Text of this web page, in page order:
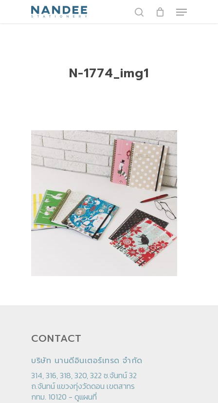
Menu
N-1774_img1
CONTACT
บริษัท นานดีอินเตอร์เทรด จำกัด
314, 316, 318, 320, 322 ซ.จันทน์ 32
ถ.จันทน์ แขวงทุ่งวัดดอน เขตสาทร
กทม. 10120 - ดูแผนที่